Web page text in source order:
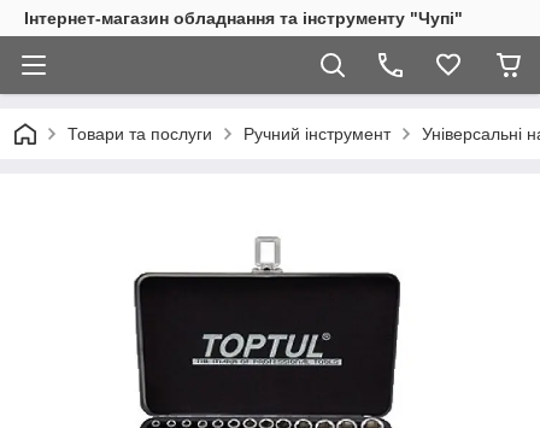
Інтернет-магазин обладнання та інструменту "Чупі"
Товари та послуги Ручний інструмент Універсальні